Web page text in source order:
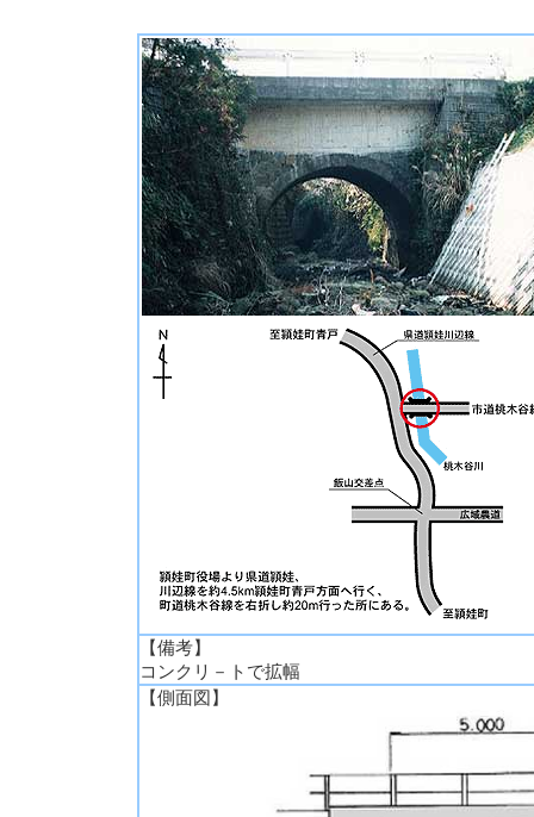
【備考】
コンクリ－トで拡幅
【側面図】